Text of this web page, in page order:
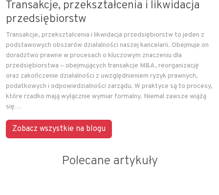
Transakcje, przekształcenia i likwidacja
przedsiębiorstw
Transakcje, przekształcenia i likwidacja przedsiębiorstw to jeden z
podstawowych obszarów działalności naszej kancelarii. Obejmuje on
doradztwo prawne w procesach o kluczowym znaczeniu dla
przedsiębiorstwa – obejmujących transakcje M&A, reorganizację
oraz zakończenie działalności z uwzględnieniem ryzyk prawnych,
podatkowych i odpowiedzialności zarządu. W praktyce są to procesy,
które rzadko mają wyłącznie wymiar formalny. Niemal zawsze wiążą
się…
Zobacz wszystkie na blogu
Polecane artykuły